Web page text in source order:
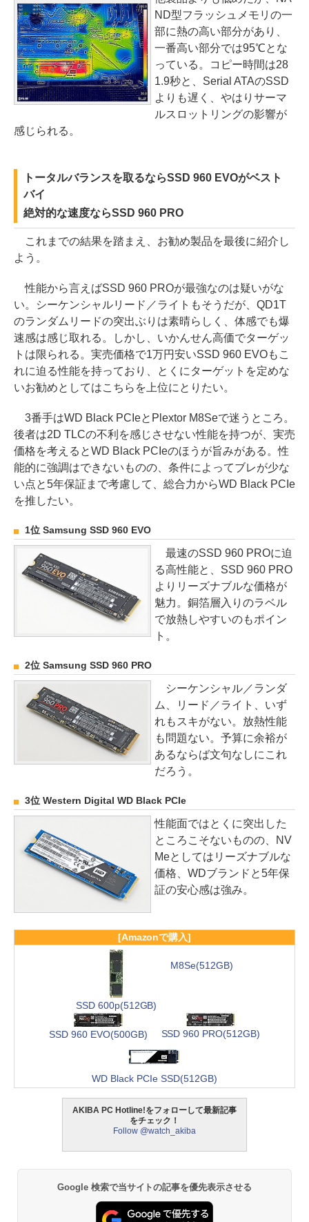
ND型フラッシュメモリの一
部に熱の高い部分があり、
一番高い部分では95℃とな
っている。コピー時間は28
1.9秒と、Serial ATAのSSD
よりも遅く、やはりサーマ
ルスロットリングの影響が
感じられる。
トータルバランスを取るならSSD 960 EVOがベスト
バイ
絶対的な速度ならSSD 960 PRO
これまでの結果を踏まえ、お勧め製品を最後に紹介し
よう。
性能から言えばSSD 960 PROが最強なのは疑いがな
い。シーケンシャルリード／ライトもそうだが、QD1T
のランダムリードの突出ぶりは素晴らしく、体感でも爆
速感は感じ取れる。しかし、いかんせん高価でターゲッ
トは限られる。実売価格で1万円安いSSD 960 EVOもこ
れに迫る性能を持っており、とくにターゲットを定めな
いお勧めとしてはこちらを上位にとりたい。
3番手はWD Black PCIeとPlextor M8Seで迷うところ。
後者は2D TLCの不利を感じさせない性能を持つが、実売
価格を考えるとWD Black PCIeのほうが旨みがある。性
能的に強調はできないものの、条件によってブレが少な
い点と5年保証まで考慮して、総合力からWD Black PCIe
を推したい。
1位 Samsung SSD 960 EVO
最速のSSD 960 PROに迫
る高性能と、SSD 960 PRO
よりリーズナブルな価格が
魅力。銅箔層入りのラベル
で放熱しやすいのもポイン
ト。
2位 Samsung SSD 960 PRO
シーケンシャル／ランダ
ム、リード／ライト、いず
れもスキがない。放熱性能
も問題ない。予算に余裕が
あるならば文句なしにこれ
だろう。
3位 Western Digital WD Black PCIe
性能面ではとくに突出した
ところこそないものの、NV
Meとしてはリーズナブルな
価格、WDブランドと5年保
証の安心感は強み。
[Amazonで購入]
SSD 600p(512GB)
M8Se(512GB)
SSD 960 EVO(500GB) SSD 960 PRO(512GB)
WD Black PCIe SSD(512GB)
AKIBA PC Hotline!をフォローして最新記事
をチェック！
Follow @watch_akiba
Google 検索で当サイトの記事を優先表示させる